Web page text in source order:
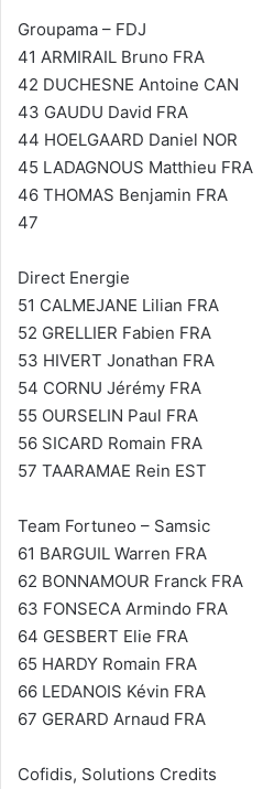
Groupama – FDJ
41 ARMIRAIL Bruno FRA
42 DUCHESNE Antoine CAN
43 GAUDU David FRA
44 HOELGAARD Daniel NOR
45 LADAGNOUS Matthieu FRA
46 THOMAS Benjamin FRA
47
Direct Energie
51 CALMEJANE Lilian FRA
52 GRELLIER Fabien FRA
53 HIVERT Jonathan FRA
54 CORNU Jérémy FRA
55 OURSELIN Paul FRA
56 SICARD Romain FRA
57 TAARAMAE Rein EST
Team Fortuneo – Samsic
61 BARGUIL Warren FRA
62 BONNAMOUR Franck FRA
63 FONSECA Armindo FRA
64 GESBERT Elie FRA
65 HARDY Romain FRA
66 LEDANOIS Kévin FRA
67 GERARD Arnaud FRA
Cofidis, Solutions Credits